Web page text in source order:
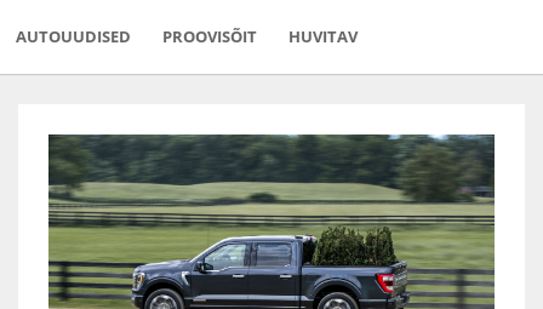
AUTOUUDISED PROOVISÕIT HUVITAV